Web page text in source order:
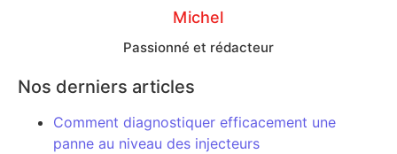
Michel
Passionné et rédacteur
Nos derniers articles
Comment diagnostiquer efficacement une
panne au niveau des injecteurs